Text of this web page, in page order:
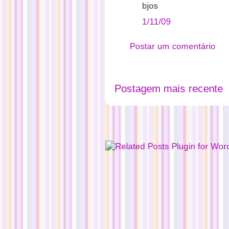
bjos
1/11/09
Postar um comentário
Postagem mais recente